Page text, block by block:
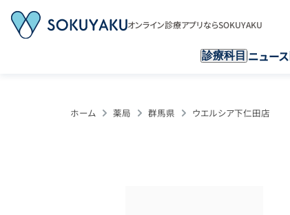
オンライン診療アプリならSOKUYAKU
診療科目 ニュース
ホーム 薬局 群馬県 ウエルシア下仁田店